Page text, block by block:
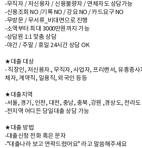
-무직자 / 저신용자 / 신용불량자 / 연체자도 상담가능
-신용조회 NO /기록 NO / 강요 NO / 카드요구 NO
-무방문 / 무서류_비대면으로 진행
-소액부터 최대 3000만원까지 가능
-상담원 1:1 맞춤 상담
-야간 / 주말 / 휴일 24시간 상담 OK
★대출 대상
- 직장인, 저신용자., 무직자, 사업자, 프리랜서, 유흥종
체자, 계약직, 일용직, 외국인 등등
★대출지역
-서울, 경기, 인천, 대전, 충남, 충북 ,강원 ,경상도, 전라도
-전지역 어디든 당일대출 상담 가능
★대출 방법
-대출신청 전화 혹은 문자
-"대출나라 보고 연락드렸어요" 라고 말씀해주세요